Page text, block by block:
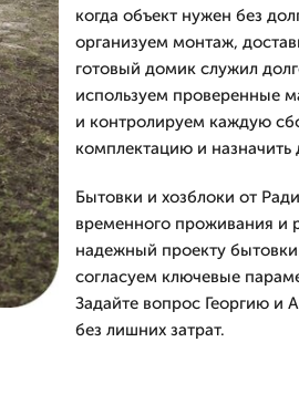
когда объект нужен без
организуем монтаж,
готовый домик служил
используем проверенные
и контролируем каждую
комплектацию и назначить
Бытовки и хозблоки от
временного проживания и
надежный проекту
согласуем ключевые
Задайте вопрос Георгию и
без лишних затрат.